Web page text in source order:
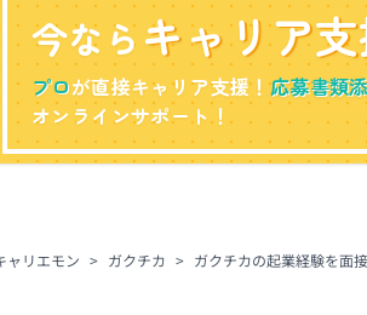
今ならキャリア
プロが直接キャリア支援！応募書類
オンラインサポート！
ャリエモン > ガクチカ > ガクチカの起業経験を面